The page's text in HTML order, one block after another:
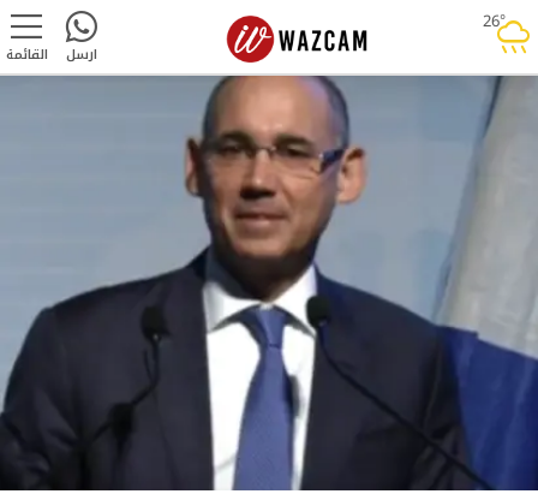
26°rainy القائمة ارسل